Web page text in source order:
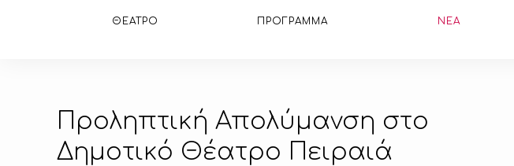
ΘΕΑΤΡΟ ΠΡΟΓΡΑΜΜΑ ΝΕΑ
Προληπτική Απολύμανση στο
Δημοτικό Θέατρο Πειραιά